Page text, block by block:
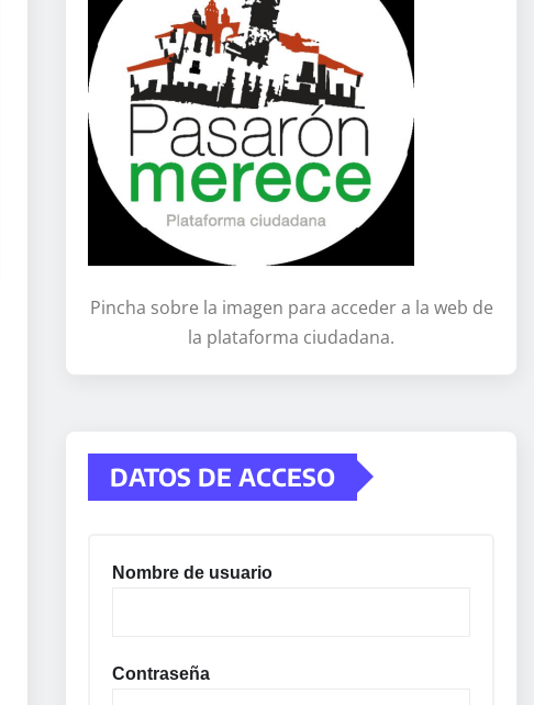
Pincha sobre la imagen para acceder a la web de
la plataforma ciudadana.
DATOS DE ACCESO
Nombre de usuario
Contraseña